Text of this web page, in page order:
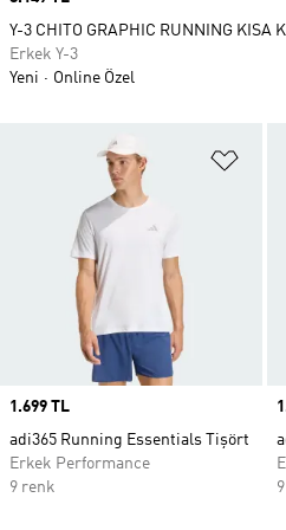
Price
1.699 TL
adi365 Running Essentials Tişört
Erkek Performance
9 renk
Y-3 CHITO GRAPHIC RUNNING KISA
Erkek Y-3
Yeni
Online Özel